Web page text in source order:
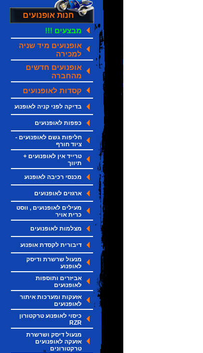
חנות אופנועים
מבצעים !!!
אופנועים מיד שניה
למכירה
אופנועים חדשים
מהחברה
קסדות לאופנועים
בדיקה לפני קניה לאופנוע
כפפות לאופנועים
חליפות גשם לאופנועים -
ציוד חורף
טרייד אין לאופנועים +
תיווך
מכנסי רכיבה לאופנוע
ארגזים לאופנועים
מעילים לאופנועים , ווסט
כרית אויר
מצלמות לאופנועים
דיבורית לקסדת אופנוע
מנעול שרשרת ודיסק
לאופנוע
אביזרים ותוספות
לאופנועים
אזעקות ומערכות איתור
לאופנועים
כיסוי לאופנוע טרקטורון
RZR
מנעול דיסק ושרשרת
אזעקה לאופנועים
טרקטורונים